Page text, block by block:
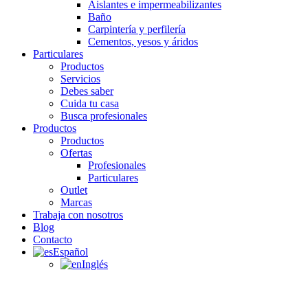
Aislantes e impermeabilizantes
Baño
Carpintería y perfilería
Cementos, yesos y áridos
Particulares
Productos
Servicios
Debes saber
Cuida tu casa
Busca profesionales
Productos
Productos
Ofertas
Profesionales
Particulares
Outlet
Marcas
Trabaja con nosotros
Blog
Contacto
Español
Inglés